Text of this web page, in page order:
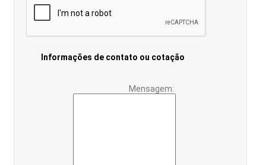
Informações de contato ou cotação
Mensagem: